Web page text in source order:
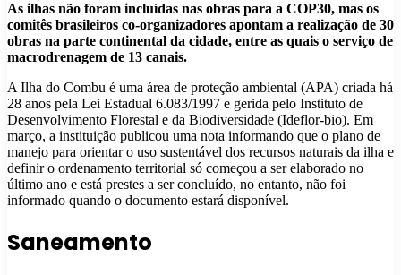
As ilhas não foram incluídas nas obras para a COP30, mas os
comitês brasileiros co-organizadores apontam a realização de 30
obras na parte continental da cidade, entre as quais o serviço de
macrodrenagem de 13 canais.
A Ilha do Combu é uma área de proteção ambiental (APA) criada há
28 anos pela Lei Estadual 6.083/1997 e gerida pelo Instituto de
Desenvolvimento Florestal e da Biodiversidade (Ideflor-bio). Em
março, a instituição publicou uma nota informando que o plano de
manejo para orientar o uso sustentável dos recursos naturais da ilha e
definir o ordenamento territorial só começou a ser elaborado no
último ano e está prestes a ser concluído, no entanto, não foi
informado quando o documento estará disponível.
Saneamento